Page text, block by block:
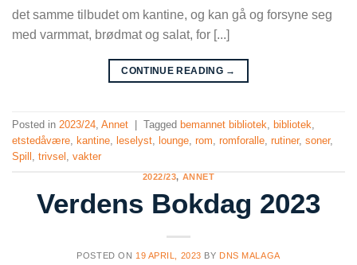
det samme tilbudet om kantine, og kan gå og forsyne seg
med varmmat, brødmat og salat, for [...]
CONTINUE READING →
Posted in 2023/24, Annet Tagged bemannet bibliotek, bibliotek,
etstedåvære, kantine, leselyst, lounge, rom, romforalle, rutiner, soner,
Spill , trivsel , vakter
2022/23, ANNET
Verdens Bokdag 2023
POSTED ON 19 APRIL, 2023 BY DNS MALAGA